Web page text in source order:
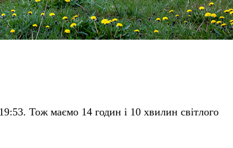
Тож маємо 14 годин і 10 хвилин світлого